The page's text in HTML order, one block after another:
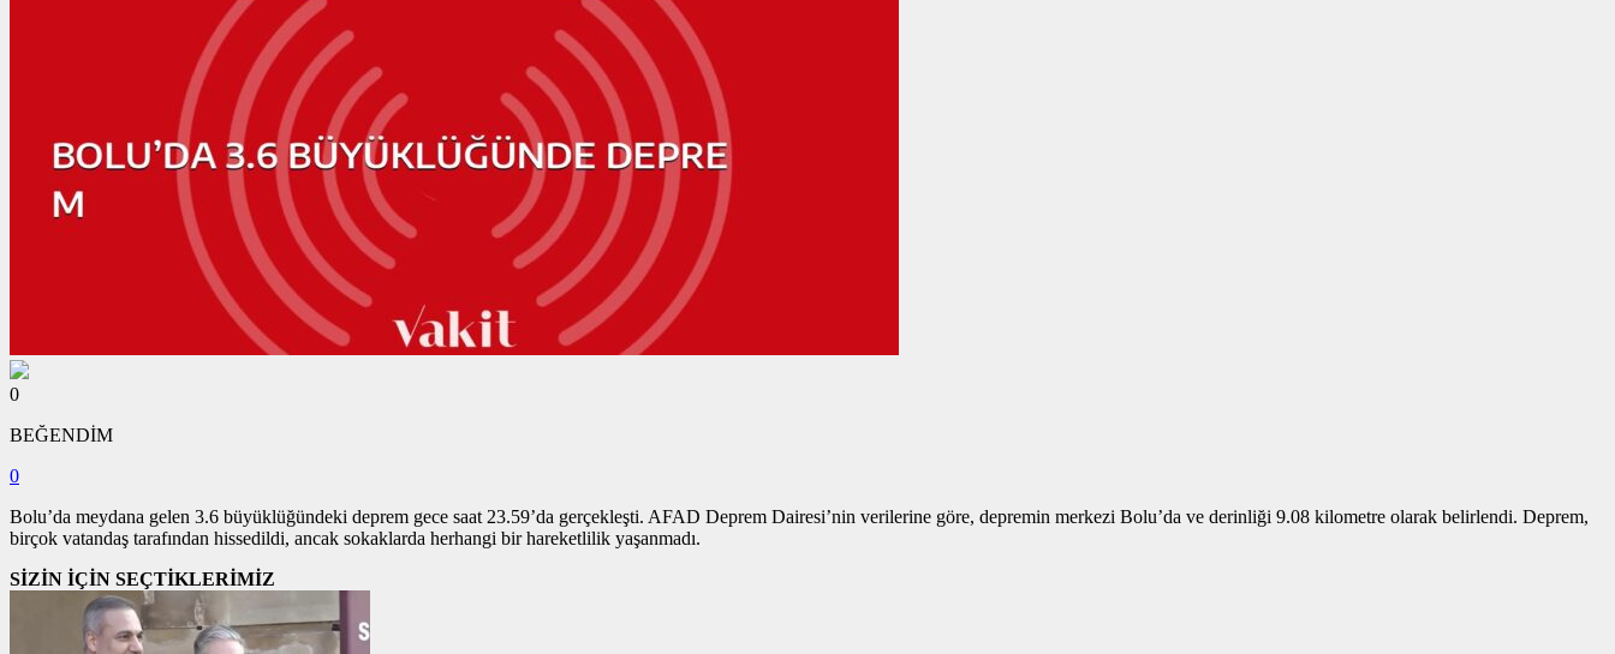
0
BEĞENDİM
0
Bolu’da meydana gelen 3.6 büyüklüğündeki deprem gece saat 23.59’da gerçekleşti. AFAD Deprem Dairesi’nin verilerine göre, depremin merkezi Bolu’da ve derinliği 9.08 kilometre olarak belirlendi. Deprem,
birçok vatandaş tarafından hissedildi, ancak sokaklarda herhangi bir hareketlilik yaşanmadı.
SİZİN İÇİN SEÇTİKLERİMİZ